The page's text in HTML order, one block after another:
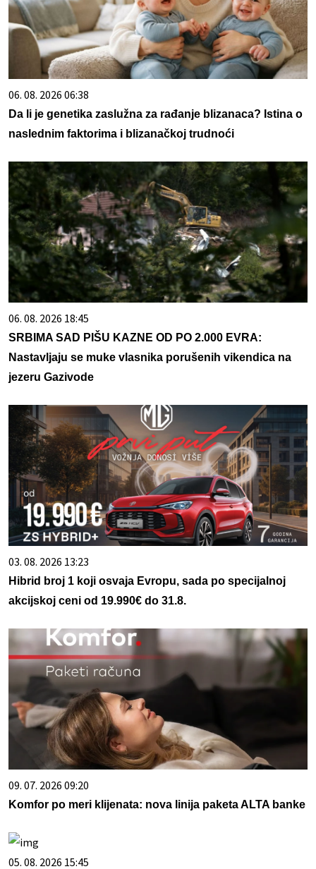
06. 08. 2026 06:38
Da li je genetika zaslužna za rađanje blizanaca? Istina o
naslednim faktorima i blizanačkoj trudnoći
06. 08. 2026 18:45
SRBIMA SAD PIŠU KAZNE OD PO 2.000 EVRA:
Nastavljaju se muke vlasnika porušenih vikendica na
jezeru Gazivode
03. 08. 2026 13:23
Hibrid broj 1 koji osvaja Evropu, sada po specijalnoj
akcijskoj ceni od 19.990€ do 31.8.
09. 07. 2026 09:20
Komfor po meri klijenata: nova linija paketa ALTA banke
05. 08. 2026 15:45